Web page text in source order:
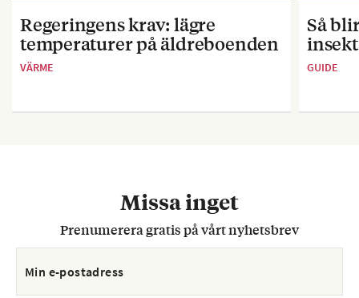
Regeringens krav: lägre
temperaturer på äldreboenden
VÄRME
Så
GUIDE
Missa inget
Prenumerera gratis på vårt nyhetsbrev